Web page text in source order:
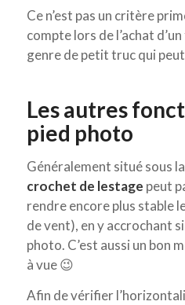
Ce n’est pas un critère
compte lors de l’achat
genre de petit truc qui
Les autres
pied photo
Généralement situé sous
crochet de lestage peut
rendre encore plus stable
de vent), en y accrochant
photo. C’est aussi un bon
à vue 😉
Afin de vérifier